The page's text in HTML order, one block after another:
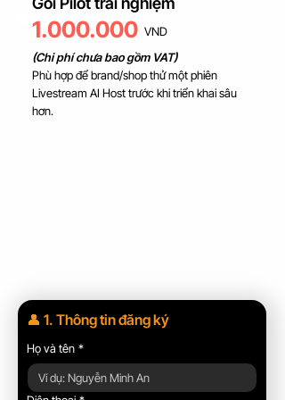
1.000.000 VND
(Chi phí chưa bao gồm VAT)
Phù hợp để brand/shop thử một phiên
Livestream AI Host trước khi triển khai sâu
hơn.
👤 1. Thông tin đăng ký
Họ và tên *